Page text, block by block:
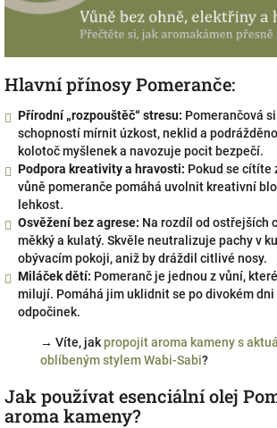
Hlavní přínosy Pomeranče:
Přírodní „rozpouštěč“ stresu: Pomerančová
schopností mírnit úzkost, neklid a
kolotoč myšlenek a navozuje pocit bezpečí.
Podpora kreativity a hravosti: Pokud se cítíte
vůně pomeranče pomáhá uvolnit kreativní
lehkost.
Osvěžení bez agrese: Na rozdíl od ostřejších
měkký a kulatý. Skvěle neutralizuje pachy v
obývacím pokoji, aniž by dráždil citlivé nosy.
Miláček dětí: Pomeranč je jednou z vůní,
milují. Pomáhá jim uklidnit se po divokém dni
odpočinek.
→ Víte, jakpropojit aroma kameny s
oblíbeným stylem Wabi-Sabi?
Jak používat esenciální olej
aroma kameny?